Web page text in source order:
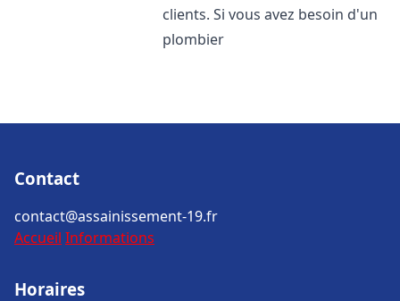
clients. Si vous avez besoin d'un
plombier
Contact
contact@assainissement-19.fr
Accueil Informations
Horaires